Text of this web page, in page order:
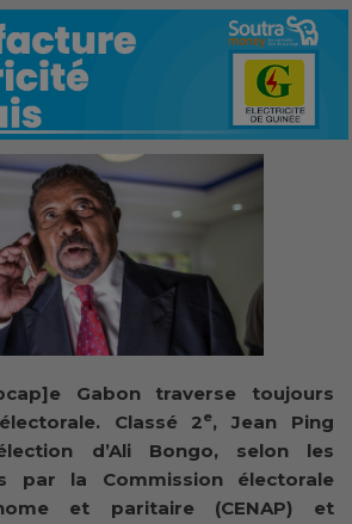
Gabon traverse toujours
Classé 2e, Jean Ping
d’Ali Bongo, selon les
par la Commission électorale
et paritaire (CENAP) et